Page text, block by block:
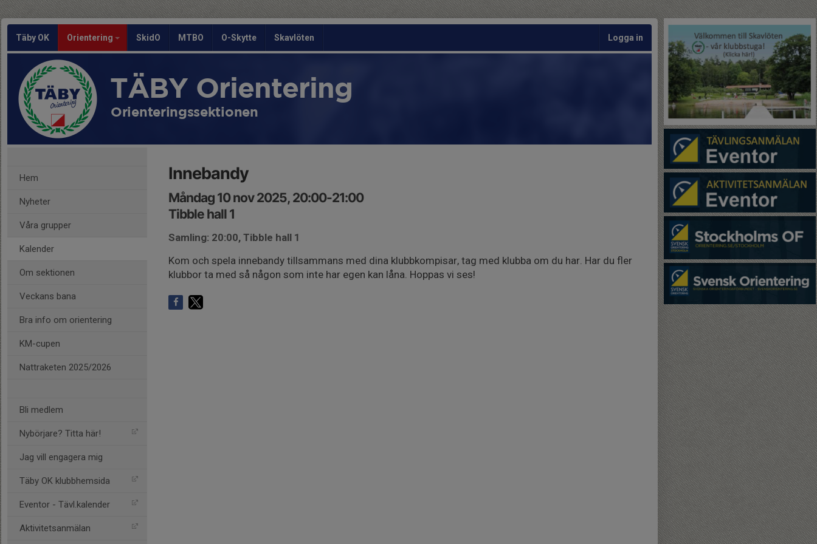
Täby OK Orientering SkidO MTBO O-Skytte Skavlöten Logga in
TÄBY Orientering
Orienteringssektionen
Hem
Nyheter
Våra grupper
Kalender
Om sektionen
Veckans bana
Bra info om orientering
KM-cupen
Nattraketen 2025/2026
Bli medlem
Nybörjare? Titta här!
Jag vill engagera mig
Täby OK klubbhemsida
Eventor - Tävl.kalender
Aktivitetsanmälan
Innebandy
Måndag 10 nov 2025, 20:00-21:00
Tibble hall 1
Samling: 20:00, Tibble hall 1
Kom och spela innebandy tillsammans med dina klubbkompisar, tag med klubba om du har. Har du fler
klubbor ta med så någon som inte har egen kan låna. Hoppas vi ses!